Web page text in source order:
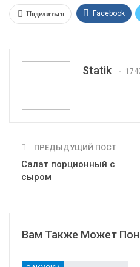
Поделиться Facebook
Statik
ПРЕДЫДУЩИЙ ПОСТ
Салат порционный с
сыром
Вам Также Может